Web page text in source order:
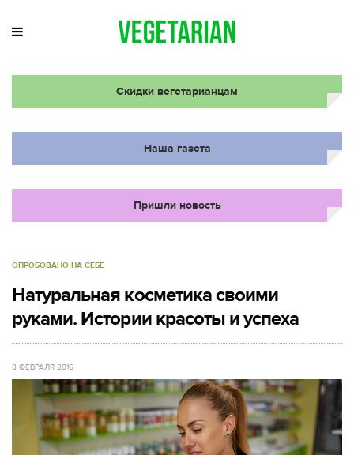
Скидки вегетарианцам
Наша газета
Пришли новость
ОПРОБОВАНО НА СЕБЕ
Натуральная косметика своими
руками. Истории красоты и успеха
8 ФЕВРАЛЯ 2016